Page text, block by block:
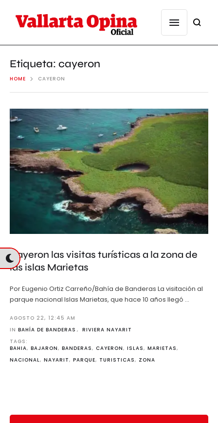
Etiqueta: cayeron
HOME CAYERON
Cayeron las visitas turísticas a la zona de
las islas Marietas
Por Eugenio Ortiz Carreño/Bahía de Banderas La visitación al
parque nacional Islas Marietas, que hace 10 años llegó …
AGOSTO 22, 12:45 AM
IN BAHÍA DE BANDERAS , RIVIERA NAYARIT
TAGS:
BAHIA, BAJARON, BANDERAS, CAYERON, ISLAS, MARIETAS,
NACIONAL, NAYARIT, PARQUE, TURISTICAS, ZONA